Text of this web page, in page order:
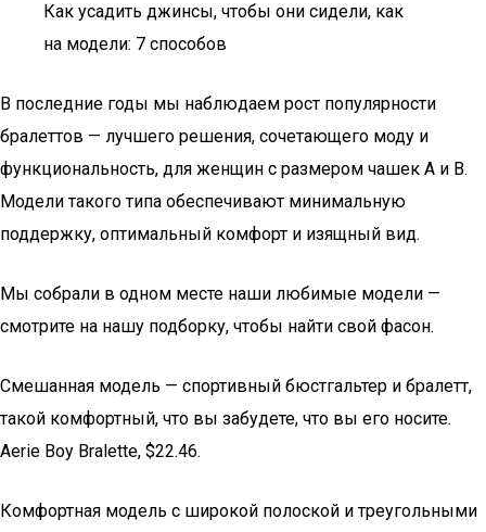
Как усадить джинсы, чтобы они сидели, как
на модели: 7 способов
В последние годы мы наблюдаем рост популярности
бралеттов — лучшего решения, сочетающего моду и
функциональность, для женщин с размером чашек A и B.
Модели такого типа обеспечивают минимальную
поддержку, оптимальный комфорт и изящный вид.
Мы собрали в одном месте наши любимые модели —
смотрите на нашу подборку, чтобы найти свой фасон.
Смешанная модель — спортивный бюстгальтер и бралетт,
такой комфортный, что вы забудете, что вы его носите.
Aerie Boy Bralette, $22.46.
Комфортная модель с широкой полоской и треугольными